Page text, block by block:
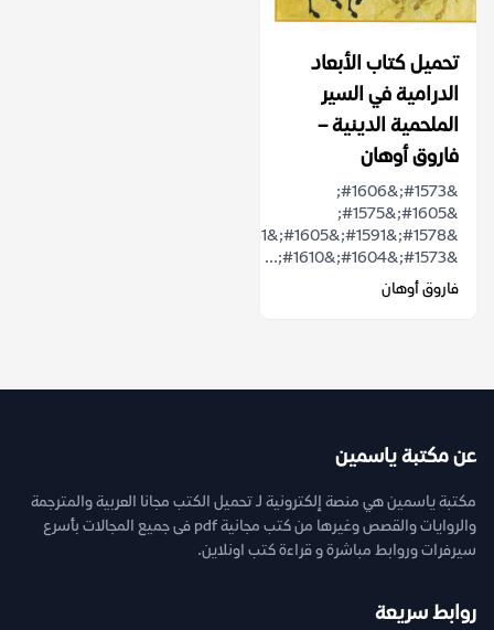
تحميل كتاب الأبعاد
الدرامية في السير
الملحمية الدينية –
فاروق أوهان
&#1573;&#1606;
&#1605;&#1575;
&#1573;&#1604;&#1610;...
فاروق أوهان
عن مكتبة ياسمين
مكتبة ياسمين هي منصة إلكترونية لـ تحميل الكتب مجانا العربية والمترجمة
والروايات والقصص وغيرها من كتب مجانية pdf فى جميع المجالات بأسرع
سيرفرات وروابط مباشرة و قراءة كتب اونلاين.
روابط سريعة